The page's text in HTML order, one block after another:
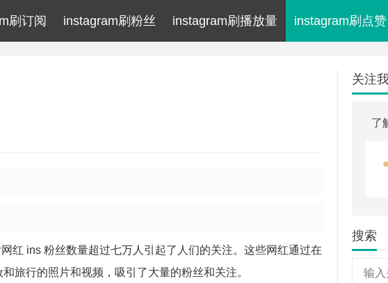
刷订阅 instagram刷粉丝 instagram刷播放量 instagram刷点赞
红 ins 粉丝数量超过七万人引起了人们的关注。这些网红通过在
旅行的照片和视频，吸引了大量的粉丝和关注。
关注
了
搜索